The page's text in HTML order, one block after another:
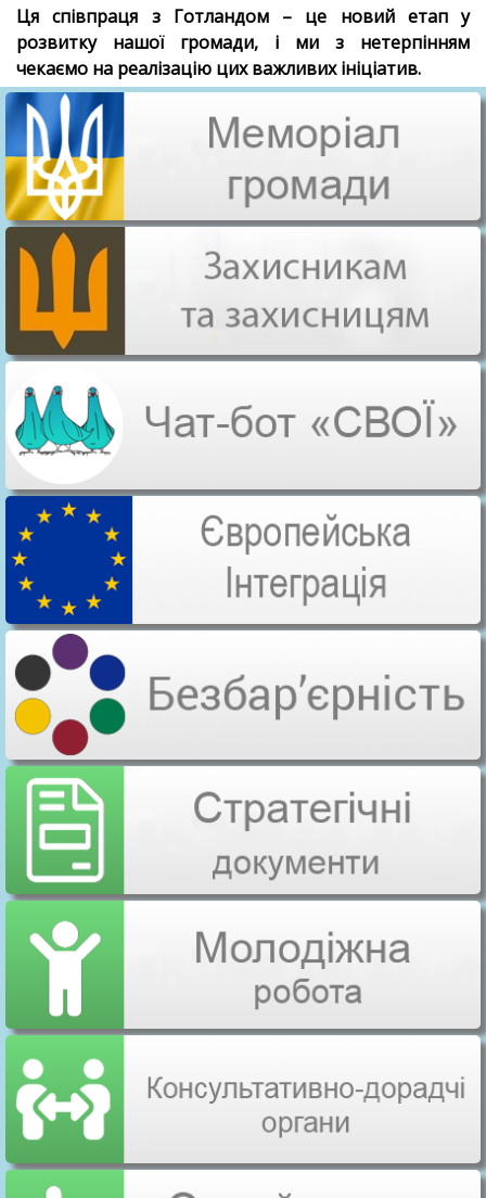
Ця співпраця з Готландом – це новий етап у
розвитку нашої громади, і ми з нетерпінням
чекаємо на реалізацію цих важливих ініціатив.